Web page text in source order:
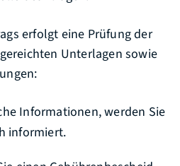
erfolgt eine Prüfung der
Unterlagen sowie
Informationen, werden Sie
informiert.